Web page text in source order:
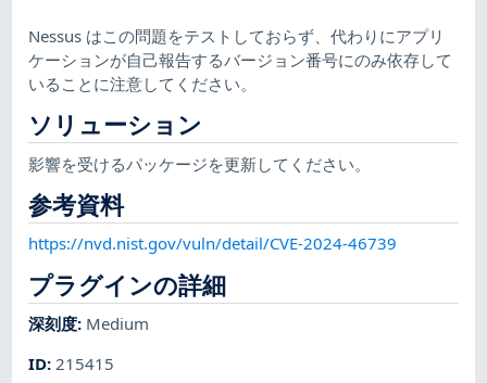
Nessus はこの問題をテストしておらず、代わりにアプリ
ケーションが自己報告するバージョン番号にのみ依存して
いることに注意してください。
ソリューション
影響を受けるパッケージを更新してください。
参考資料
https://nvd.nist.gov/vuln/detail/CVE-2024-46739
プラグインの詳細
深刻度: Medium
ID: 215415